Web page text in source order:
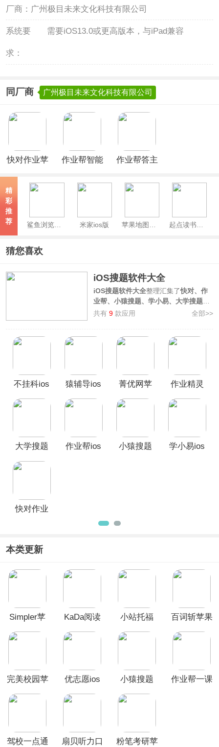
厂商： 广州极目未来文化科技有限公司
系统要
求：
需要iOS13.0或更高版本，与iPad兼容
同厂商 广州极目未来文化科技有限公司
快对作业苹
作业帮智能
作业帮答主
精
彩
推
荐
鲨鱼浏览器iOS版 米家ios版 苹果地图官方版 起点读书苹果版
猜您喜欢
iOS搜题软件大全
iOS搜题软件大全整理汇集了快对、作
业帮、小猿搜题、学小易、大学搜题酱
等多款好用的苹果拍照搜题APP，这些
并且提供详细的解析步骤，甚至是名师
户前来本站挑选下载使用！
共有9 款应用 全部>>
不挂科ios
猿辅导ios
菁优网苹
作业精灵
大学搜题
作业帮ios
小猿搜题
学小易ios
快对作业
本类更新
Simpler苹
KaDa阅读
小站托福
百词斩苹果
完美校园苹
优志愿ios
小猿搜题
作业帮一课
驾校一点通
扇贝听力口
粉笔考研苹